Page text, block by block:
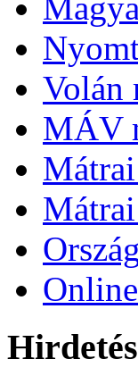
Volán
MÁV
Hirdetés